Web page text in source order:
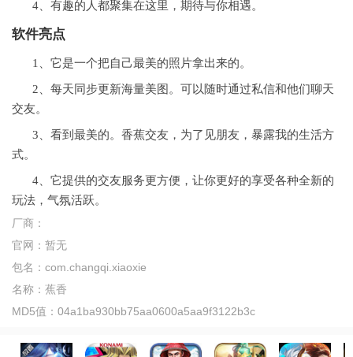
4、有趣的人都聚集在这里，期待与你相遇。
软件亮点
1、它是一个把自己最美的照片拿出来的。
2、每天同步更新海量美图。可以随时通过私信和他们聊天
交友。
3、看到最美的。香蕉交友，为了见朋友，暴露我的生活方
式。
4、它提供的交友服务更方便，让你更好的享受各种全新的
玩法，气氛活跃。
厂商：
官网： 暂无
包名： com.changqi.xiaoxie
名称： 蕉香
MD5值： 04a1ba930bb75aa0600a5aa9f3122b3c